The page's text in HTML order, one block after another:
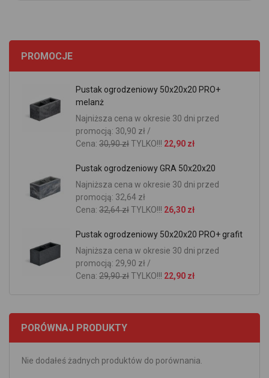
PROMOCJE
Pustak ogrodzeniowy 50x20x20 PRO+
melanż
Najniższa cena w okresie 30 dni przed
promocją: 30,90 zł /
Cena: 30,90 złTYLKO!!! 22,90 zł
Pustak ogrodzeniowy GRA 50x20x20
Najniższa cena w okresie 30 dni przed
promocją: 32,64 zł
Cena: 32,64 złTYLKO!!! 26,30 zł
Pustak ogrodzeniowy 50x20x20 PRO+ grafit
Najniższa cena w okresie 30 dni przed
promocją: 29,90 zł /
Cena: 29,90 złTYLKO!!! 22,90 zł
PORÓWNAJ PRODUKTY
Nie dodałeś żadnych produktów do porównania.